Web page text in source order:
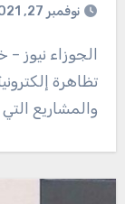
نوفمبر 27, 2021
تظاهرة
والمشاريع